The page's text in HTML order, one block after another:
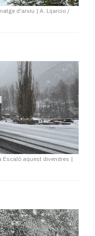
d'arxiu |A. Lijarcio /
Escaló aquest divendres |